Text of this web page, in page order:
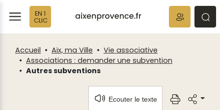
EN 1
CLIC
Accueil Aix, ma Ville
Vie associative
Associations : demander une subvention
Autres subventions
Ecouter le texte
Fenêtre
de
chat
Panneau de gestion des cookies